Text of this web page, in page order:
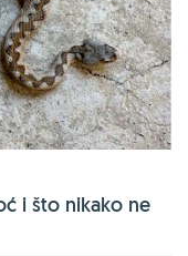
i što nikako ne